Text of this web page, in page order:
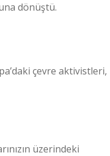
dönüştü.
çevre aktivistleri,
üzerindeki